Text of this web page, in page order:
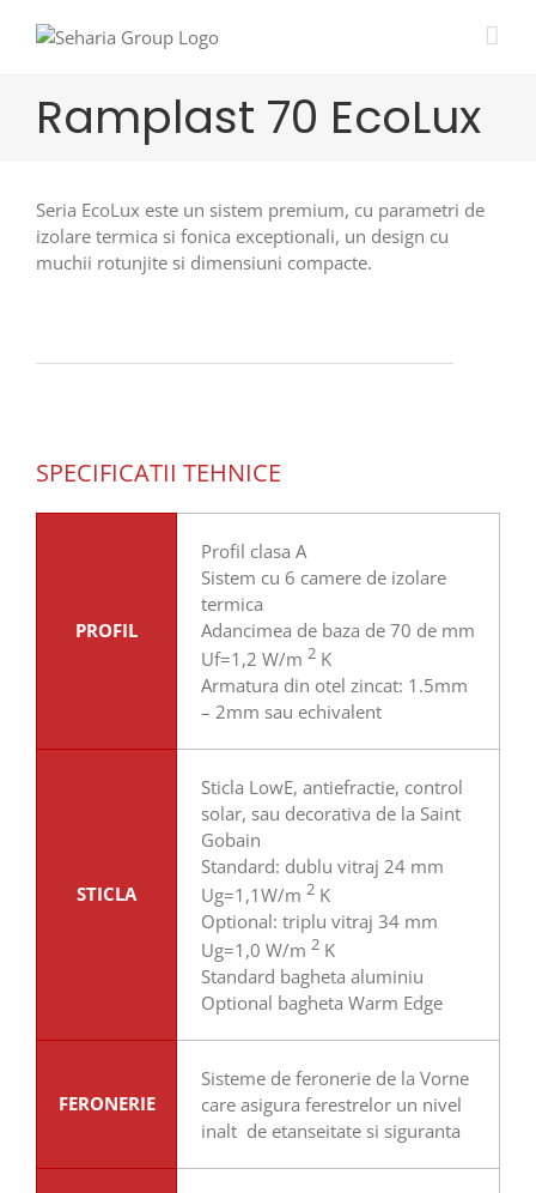
Ramplast 70 EcoLux
Seria EcoLux este un sistem premium, cu parametri de
izolare termica si fonica exceptionali, un design cu
muchii rotunjite si dimensiuni compacte.
SPECIFICATII TEHNICE
PROFIL
Profil clasa A
Sistem cu 6 camere de izolare
termica
Adancimea de baza de 70 de mm
Uf=1,2 W/m 2 K
Armatura din otel zincat: 1.5mm
– 2mm sau echivalent
STICLA
Sticla LowE, antiefractie, control
solar, sau decorativa de la Saint
Gobain
Standard: dublu vitraj 24 mm
Ug=1,1W/m 2 K
Optional: triplu vitraj 34 mm
Ug=1,0 W/m 2 K
Standard bagheta aluminiu
Optional bagheta Warm Edge
FERONERIE
Sisteme de feronerie de la Vorne
care asigura ferestrelor un nivel
inalt de etanseitate si siguranta